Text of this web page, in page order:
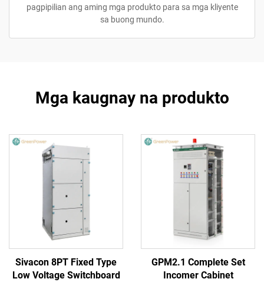
pagpipilian ang aming mga produkto para sa mga kliyente
sa buong mundo.
Mga kaugnay na produkto
Sivacon 8PT Fixed Type
Low Voltage Switchboard
GPM2.1 Complete Set
Incomer Cabinet